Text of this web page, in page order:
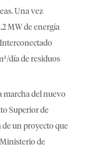
Una vez
MW de energía
día de residuos
marcha del nuevo
Superior de
un proyecto que
Ministerio de